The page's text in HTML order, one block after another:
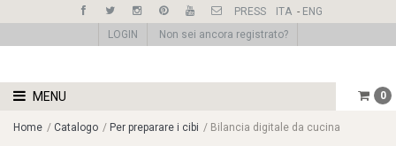
PRESS ITA - ENG
LOGIN
Non sei ancora registrato?
MENU 0
Home / Catalogo / Per preparare i cibi / Bilancia digitale da cucina